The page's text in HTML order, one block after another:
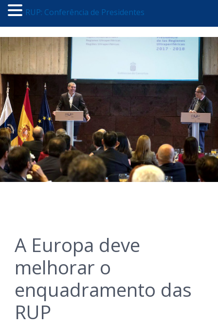
A Europa deve
melhorar o
enquadramento das
RUP
RUP: Conferência de Presidentes